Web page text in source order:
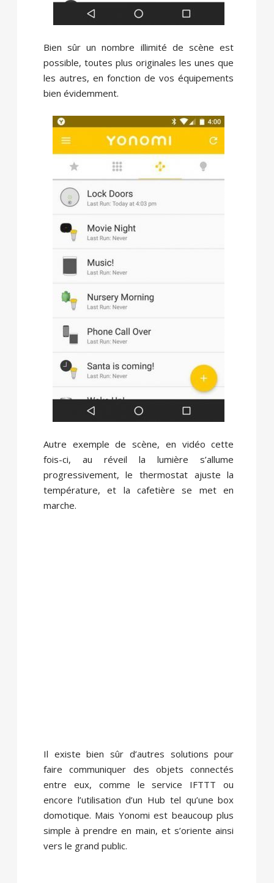
Bien sûr un nombre illimité de scène est
possible, toutes plus originales les unes que
les autres, en fonction de vos équipements
bien évidemment.
Autre exemple de scène, en vidéo cette
fois-ci, au réveil la lumière s’allume
progressivement, le thermostat ajuste la
température, et la cafetière se met en
marche.
Il existe bien sûr d’autres solutions pour
faire communiquer des objets connectés
entre eux, comme le service IFTTT ou
encore l’utilisation d’un Hub tel qu’une box
domotique. Mais Yonomi est beaucoup plus
simple à prendre en main, et s’oriente ainsi
vers le grand public.